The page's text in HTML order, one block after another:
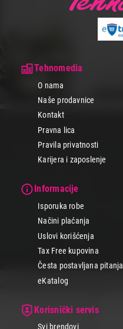
Tehnomedia
O nama
Naše prodavnice
Kontakt
Pravna lica
Pravila privatnosti
Karijera i zaposlenje
Informacije
Isporuka robe
Načini plaćanja
Uslovi korišćenja
Tax Free kupovina
Česta postavljana pitanja
eKatalog
Korisnički servis
Svi brendovi